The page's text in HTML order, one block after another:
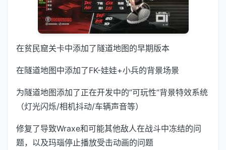
在贫民窟关卡中添加了隧道地图的早期版本
在隧道地图中添加了FK-娃娃+小兵的背景场景
为隧道地图添加了正在开发中的”可玩性”背景特效系统
（灯光闪烁/相机抖动/车辆声音等）
修复了导致Wraxe和可能其他敌人在战斗中冻结的问
题，以及玛瑙停止播放受击动画的问题